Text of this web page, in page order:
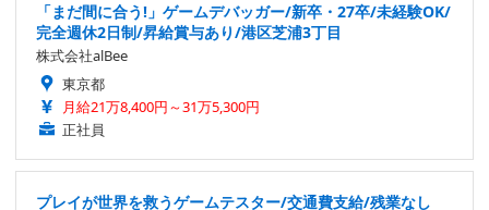
「まだ間に合う!」ゲームデバッガー/新卒・27卒/未経験OK/
完全週休2日制/昇給賞与あり/港区芝浦3丁目
株式会社alBee
東京都
月給21万8,400円～31万5,300円
正社員
プレイが世界を救うゲームテスター/交通費支給/残業なし